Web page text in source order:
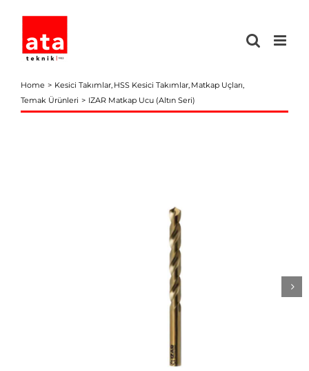
content
Home Kesici Takımlar HSS Kesici Takımlar Matkap Uçları
Temak Ürünleri
IZAR Matkap Ucu (Altın Seri)